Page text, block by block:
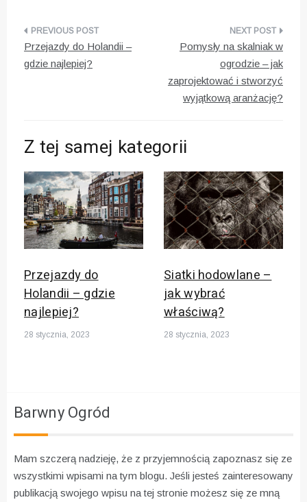
Nawigacja
wpisu
Przejazdy do Holandii –
gdzie najlepiej?
Pomysły na skalniak w
ogrodzie – jak
zaprojektować i stworzyć
wyjątkową aranżację?
Z tej samej kategorii
Przejazdy do
Holandii – gdzie
najlepiej?
28 stycznia, 2023
Siatki hodowlane –
jak wybrać
właściwą?
28 stycznia, 2023
Barwny Ogród
Mam szczerą nadzieję, że z przyjemnością zapoznasz się ze
wszystkimi wpisami na tym blogu. Jeśli jesteś zainteresowany
publikacją swojego wpisu na tej stronie możesz się ze mną